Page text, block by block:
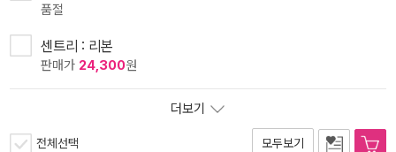
품절
센트리 : 리본
판매가 24,300원
더보기
전체선택 모두보기